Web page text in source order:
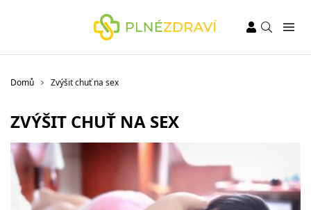
Domů Zvýšit chuť na sex
ZVÝŠIT CHUŤ NA SEX